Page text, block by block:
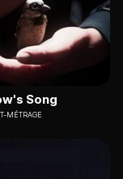
Song
MÉTRAGE